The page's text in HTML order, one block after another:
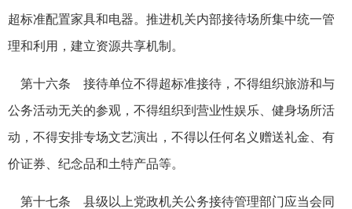
超标准配置家具和电器。推进机关内部接待场所集中统一管
理和利用，建立资源共享机制。
第十六条 接待单位不得超标准接待，不得组织旅游和与
公务活动无关的参观，不得组织到营业性娱乐、健身场所活
动，不得安排专场文艺演出，不得以任何名义赠送礼金、有
价证券、纪念品和土特产品等。
第十七条 县级以上党政机关公务接待管理部门应当会同